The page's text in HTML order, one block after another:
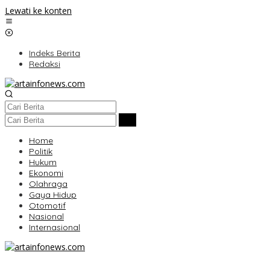
Lewati ke konten
Indeks Berita
Redaksi
Home
Politik
Hukum
Ekonomi
Olahraga
Gaya Hidup
Otomotif
Nasional
Internasional